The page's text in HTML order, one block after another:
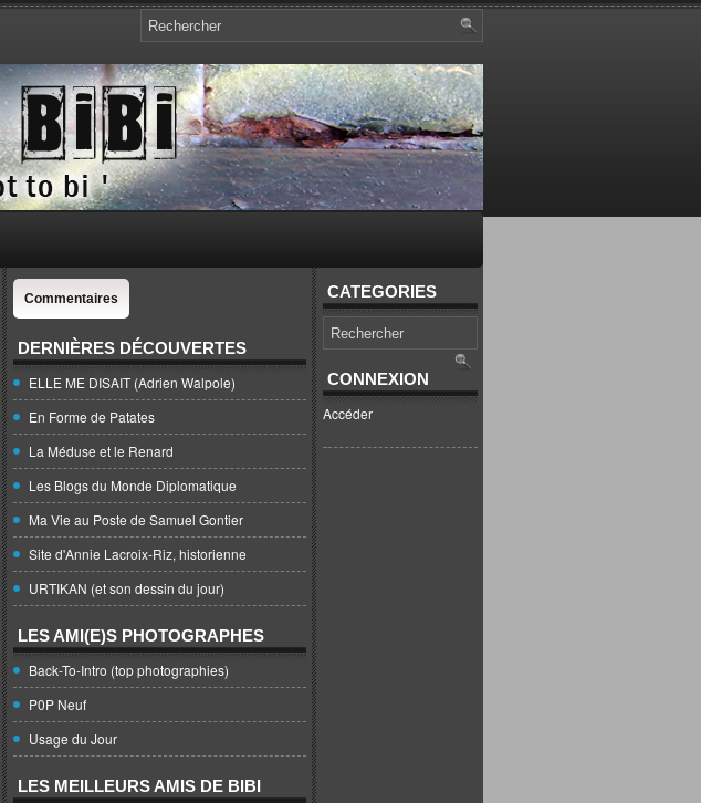
et de blogs.
Commentaires
DERNIÈRES DÉCOUVERTES
ELLE ME DISAIT (Adrien Walpole)
En Forme de Patates
La Méduse et le Renard
Les Blogs du Monde Diplomatique
Ma Vie au Poste de Samuel Gontier
Site d'Annie Lacroix-Riz, historienne
URTIKAN (et son dessin du jour)
LES AMI(E)S PHOTOGRAPHES
Back-To-Intro (top photographies)
P0P Neuf
Usage du Jour
LES MEILLEURS AMIS DE BIBI
CATEGORIES
CONNEXION
Accéder